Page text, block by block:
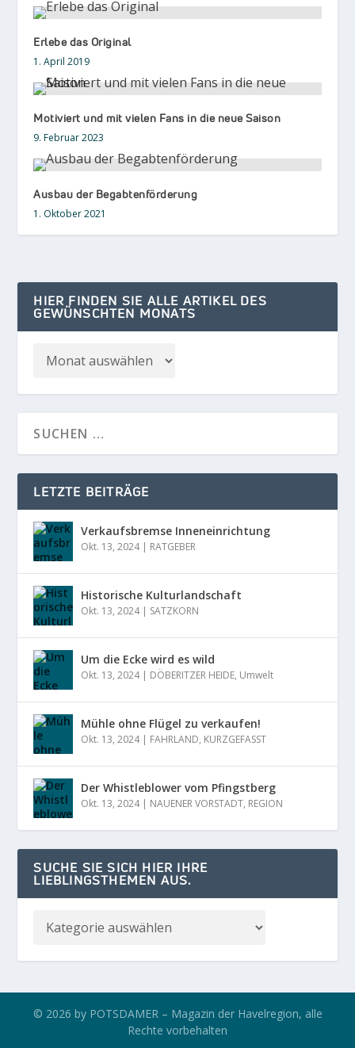
Erlebe das Original
1. April 2019
Motiviert und mit vielen Fans in die neue Saison
9. Februar 2023
Ausbau der Begabtenförderung
1. Oktober 2021
HIER FINDEN SIE ALLE ARTIKEL DES
GEWÜNSCHTEN MONATS
LETZTE BEITRÄGE
Verkaufsbremse Inneneinrichtung
Okt. 13, 2024| RATGEBER
Historische Kulturlandschaft
Okt. 13, 2024| SATZKORN
Um die Ecke wird es wild
Okt. 13, 2024| DÖBERITZER HEIDE, Umwelt
Mühle ohne Flügel zu verkaufen!
Okt. 13, 2024| FAHRLAND, KURZGEFASST
Der Whistleblower vom Pfingstberg
Okt. 13, 2024| NAUENER VORSTADT, REGION
SUCHE SIE SICH HIER IHRE
LIEBLINGSTHEMEN AUS.
© 2026 by POTSDAMER – Magazin der Havelregion, alle
Rechte vorbehalten